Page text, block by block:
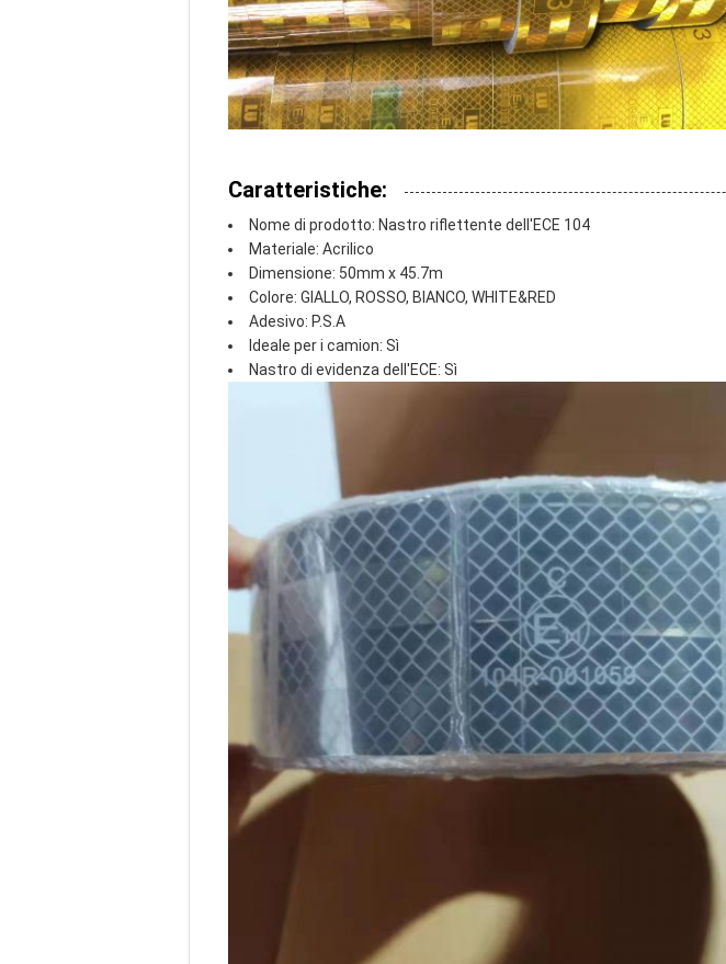
Caratteristiche:
Nome di prodotto: Nastro riflettente dell'ECE 104
Materiale: Acrilico
Dimensione: 50mm x 45.7m
Colore: GIALLO, ROSSO, BIANCO, WHITE&RED
Adesivo: P.S.A
Ideale per i camion: Sì
Nastro di evidenza dell'ECE: Sì